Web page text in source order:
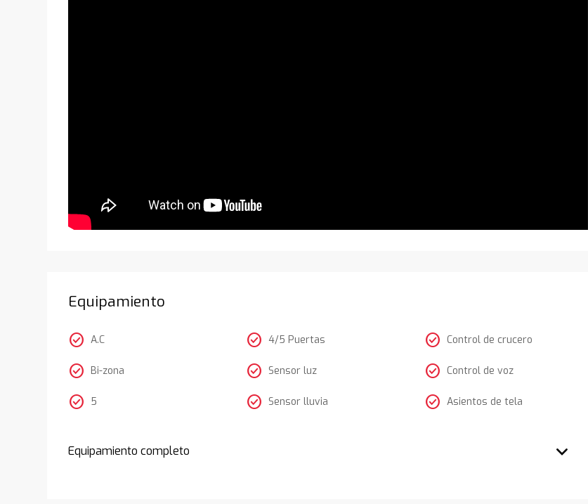
Equipamiento
check_circle A.C
check_circle Bi-zona
check_circle 5
check_circle 4/5 Puertas
check_circle Sensor luz
check_circle Sensor lluvia
check_circle Control de crucero
check_circle Control de voz
check_circle Asientos de tela
Equipamiento completo